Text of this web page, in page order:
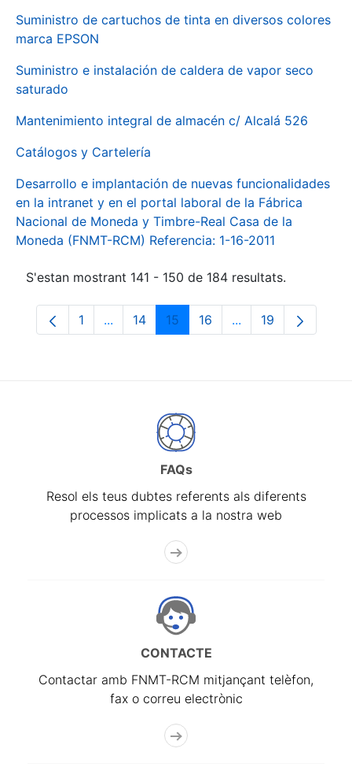
Suministro de cartuchos de tinta en diversos colores
marca EPSON
Suministro e instalación de caldera de vapor seco
saturado
Mantenimiento integral de almacén c/ Alcalá 526
Catálogos y Cartelería
Desarrollo e implantación de nuevas funcionalidades
en la intranet y en el portal laboral de la Fábrica
Nacional de Moneda y Timbre-Real Casa de la
Moneda (FNMT-RCM) Referencia: 1-16-2011
S'estan mostrant 141 - 150 de 184 resultats.
Pàgina
1 ...Pàgines intermèdies Utilitzeu TAB per
Pàgina
14 Pàgina
15 Pàgina
16 ...PàginesPàgina
19
FAQs
Resol els teus dubtes referents als diferents
processos implicats a la nostra web
CONTACTE
Contactar amb FNMT-RCM mitjançant telèfon,
fax o correu electrònic